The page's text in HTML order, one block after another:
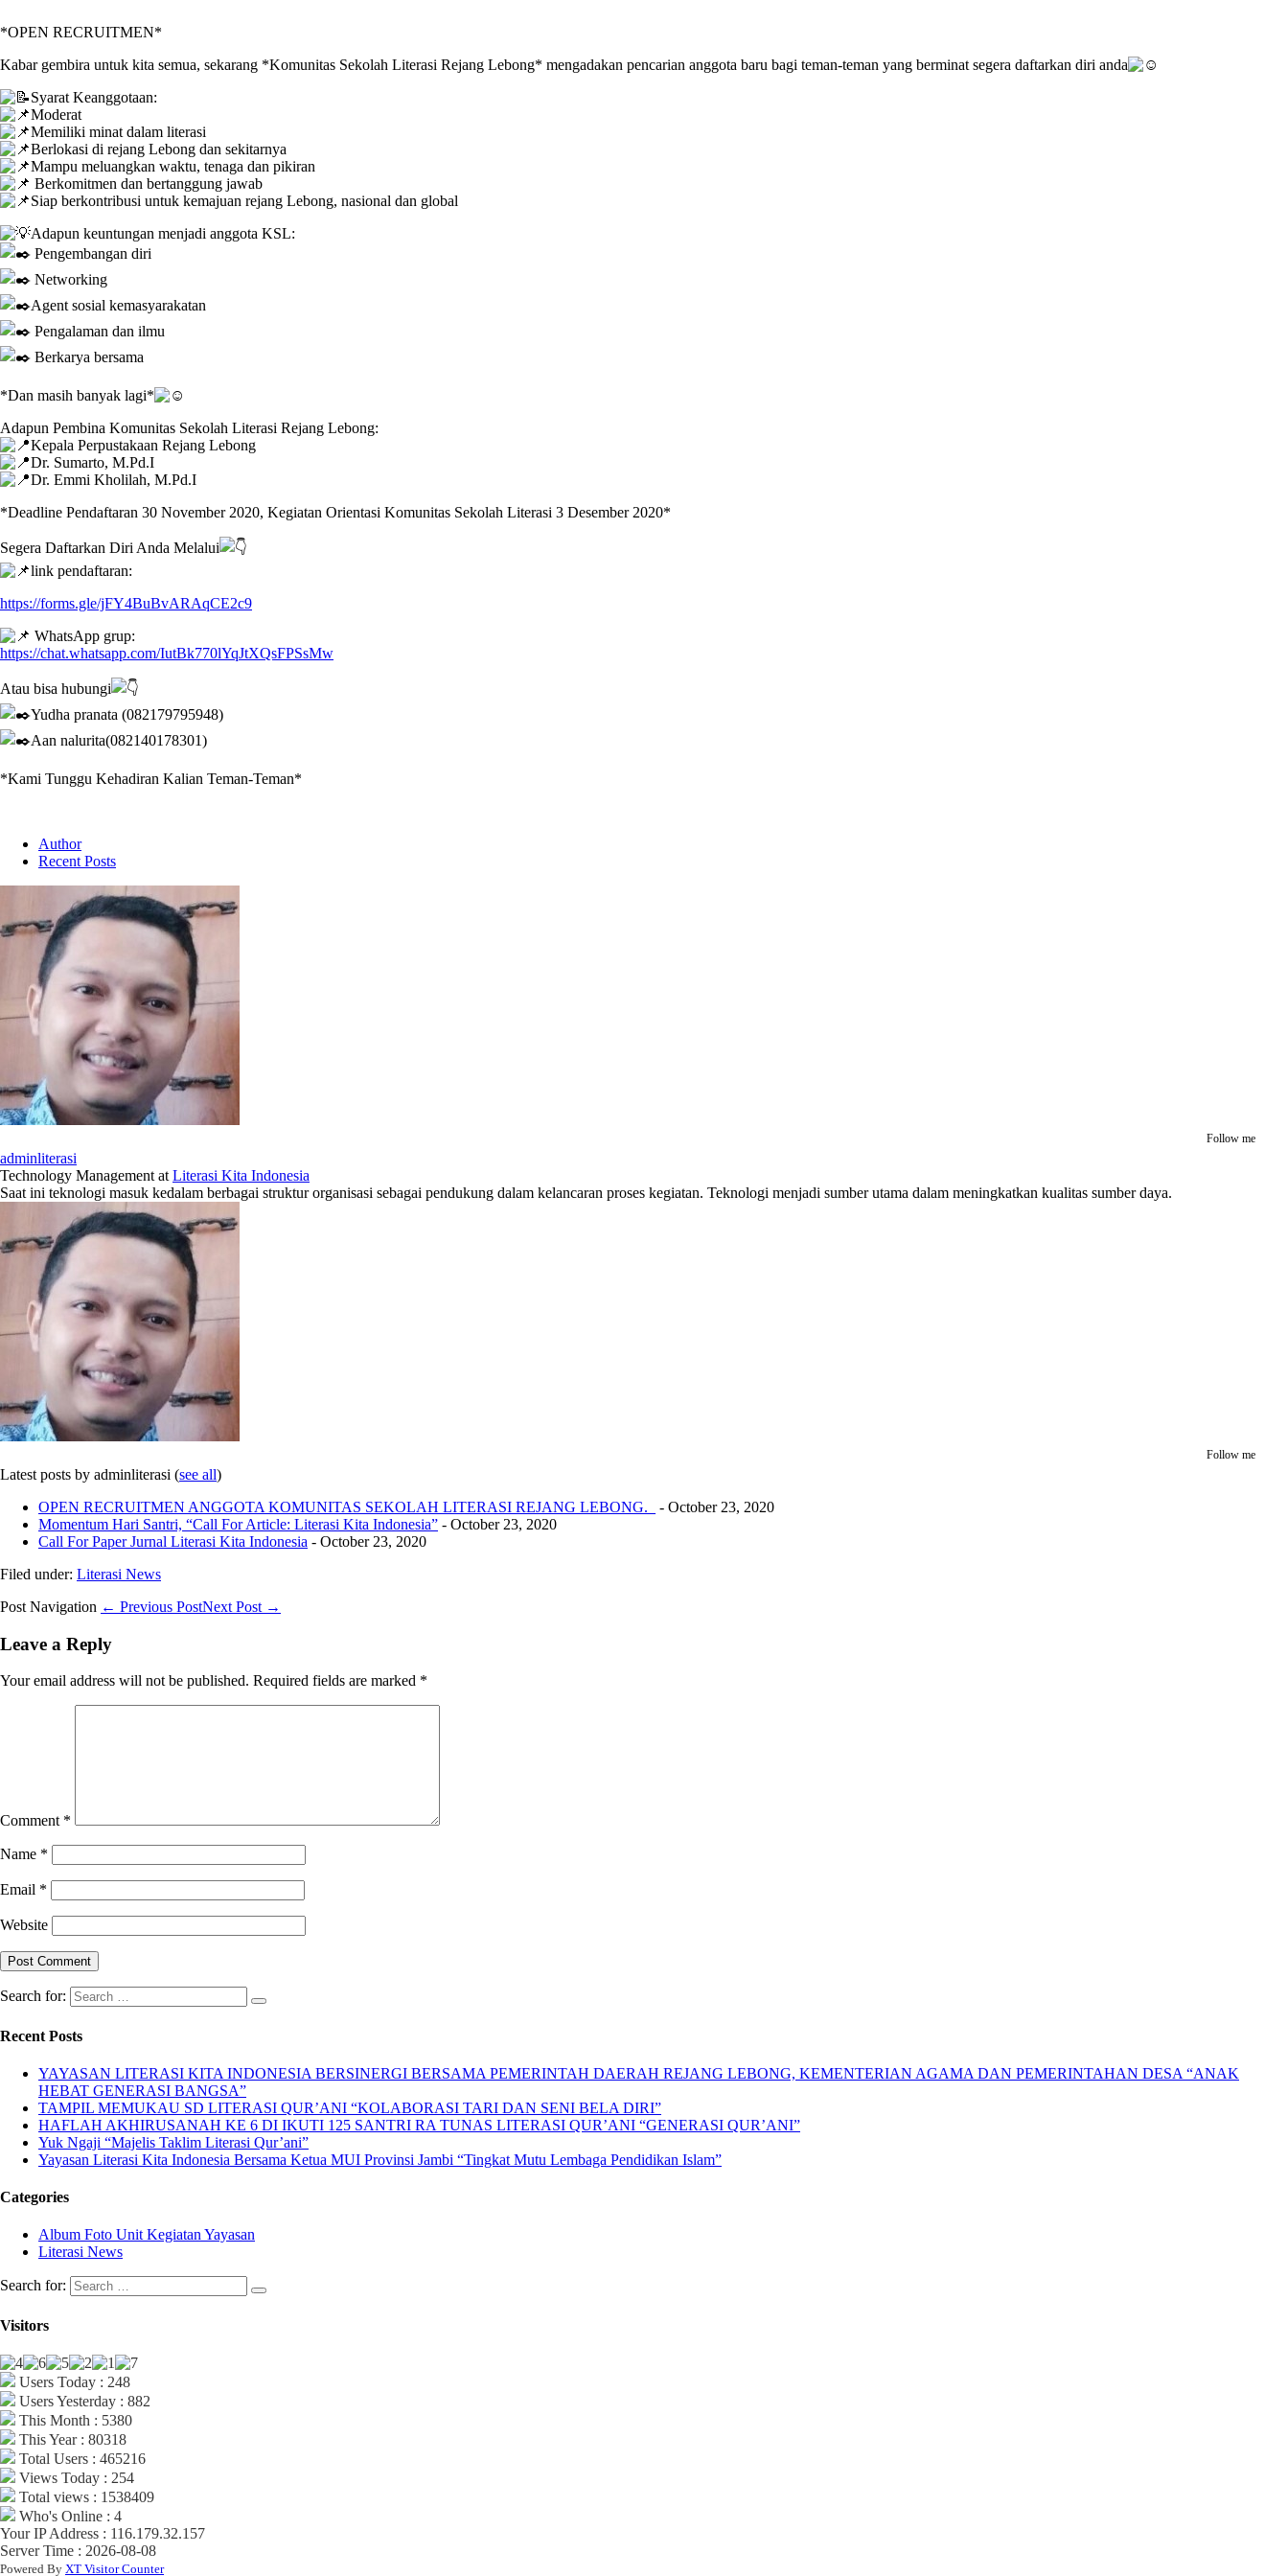
*OPEN RECRUITMEN*
Kabar gembira untuk kita semua, sekarang *Komunitas Sekolah Literasi Rejang Lebong* mengadakan pencarian anggota baru bagi teman-teman yang berminat segera daftarkan diri anda
Syarat Keanggotaan:
Moderat
Memiliki minat dalam literasi
Berlokasi di rejang Lebong dan sekitarnya
Mampu meluangkan waktu, tenaga dan pikiran
Berkomitmen dan bertanggung jawab
Siap berkontribusi untuk kemajuan rejang Lebong, nasional dan global
Adapun keuntungan menjadi anggota KSL:
Pengembangan diri
Networking
Agent sosial kemasyarakatan
Pengalaman dan ilmu
Berkarya bersama
*Dan masih banyak lagi*
Adapun Pembina Komunitas Sekolah Literasi Rejang Lebong:
Kepala Perpustakaan Rejang Lebong
Dr. Sumarto, M.Pd.I
Dr. Emmi Kholilah, M.Pd.I
*Deadline Pendaftaran 30 November 2020, Kegiatan Orientasi Komunitas Sekolah Literasi 3 Desember 2020*
Segera Daftarkan Diri Anda Melalui
link pendaftaran:
https://forms.gle/jFY4BuBvARAqCE2c9
WhatsApp grup:
https://chat.whatsapp.com/IutBk770lYqJtXQsFPSsMw
Atau bisa hubungi
Yudha pranata (082179795948)
Aan nalurita(082140178301)
*Kami Tunggu Kehadiran Kalian Teman-Teman*
Author
Recent Posts
Follow me
adminliterasi
Technology Management at Literasi Kita Indonesia
Saat ini teknologi masuk kedalam berbagai struktur organisasi sebagai pendukung dalam kelancaran proses kegiatan. Teknologi menjadi sumber utama dalam meningkatkan kualitas sumber daya.
Follow me
Latest posts by adminliterasi (see all)
OPEN RECRUITMEN ANGGOTA KOMUNITAS SEKOLAH LITERASI REJANG LEBONG._
- October 23, 2020
Momentum Hari Santri, “Call For Article: Literasi Kita Indonesia” - October 23, 2020
Call For Paper Jurnal Literasi Kita Indonesia - October 23, 2020
Filed under: Literasi News
Post Navigation ← Previous PostNext Post →
Leave a Reply
Your email address will not be published. Required fields are marked *
Comment *
Name *
Email *
Website
Search for:
Recent Posts
YAYASAN LITERASI KITA INDONESIA BERSINERGI BERSAMA PEMERINTAH DAERAH REJANG LEBONG, KEMENTERIAN AGAMA DAN PEMERINTAHAN DESA “ANAK
HEBAT GENERASI BANGSA”
TAMPIL MEMUKAU SD LITERASI QUR’ANI “KOLABORASI TARI DAN SENI BELA DIRI”
HAFLAH AKHIRUSANAH KE 6 DI IKUTI 125 SANTRI RA TUNAS LITERASI QUR’ANI “GENERASI QUR’ANI”
Yuk Ngaji “Majelis Taklim Literasi Qur’ani”
Yayasan Literasi Kita Indonesia Bersama Ketua MUI Provinsi Jambi “Tingkat Mutu Lembaga Pendidikan Islam”
Categories
Album Foto Unit Kegiatan Yayasan
Literasi News
Search for:
Visitors
Users Today : 248
Users Yesterday : 882
This Month : 5380
This Year : 80318
Total Users : 465216
Views Today : 254
Total views : 1538409
Who's Online : 4
Your IP Address : 116.179.32.157
Server Time : 2026-08-08
Powered By XT Visitor Counter